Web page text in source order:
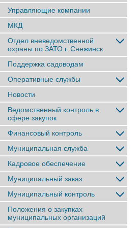
Управляющие компании
МКД
Отдел вневедомственной
охраны по ЗАТО г. Снежинск
Поддержка садоводам
Оперативные службы
Новости
Ведомственный контроль в
сфере закупок
Финансовый контроль
Муниципальная служба
Кадровое обеспечение
Муниципальный заказ
Муниципальный контроль
Положения о закупках
муниципальных организаций